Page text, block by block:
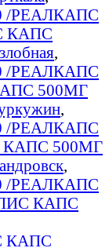
/РЕАЛКАПС
КАПС
,
/РЕАЛКАПС
500МГ
,
/РЕАЛКАПС
500МГ
,
/РЕАЛКАПС
КАПС
КАПС